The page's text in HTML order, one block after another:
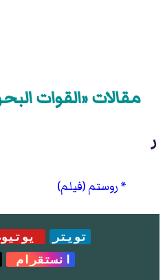
مقالات «القوات
ر
روستم (فيلم)
تويتر
انستقرام